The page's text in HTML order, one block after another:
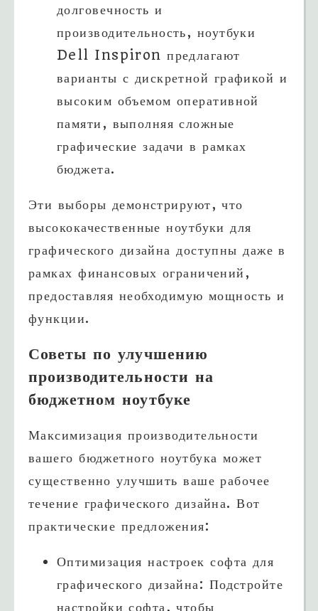
долговечность и
производительность, ноутбуки
Dell Inspiron предлагают
варианты с дискретной графикой и
высоким объемом оперативной
памяти, выполняя сложные
графические задачи в рамках
бюджета.
Эти выборы демонстрируют, что
высококачественные ноутбуки для
графического дизайна доступны даже в
рамках финансовых ограничений,
предоставляя необходимую мощность и
функции.
Советы по улучшению
производительности на
бюджетном ноутбуке
Максимизация производительности
вашего бюджетного ноутбука может
существенно улучшить ваше рабочее
течение графического дизайна. Вот
практические предложения:
Оптимизация настроек софта для
графического дизайна: Подстройте
настройки софта, чтобы